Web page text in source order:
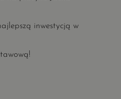
inwestycją w